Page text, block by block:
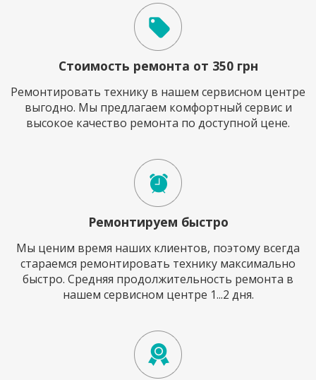
Стоимость ремонта от 350 грн
Ремонтировать технику в нашем сервисном центре
выгодно. Мы предлагаем комфортный сервис и
высокое качество ремонта по доступной цене.
Ремонтируем быстро
Мы ценим время наших клиентов, поэтому всегда
стараемся ремонтировать технику максимально
быстро. Средняя продолжительность ремонта в
нашем сервисном центре 1...2 дня.